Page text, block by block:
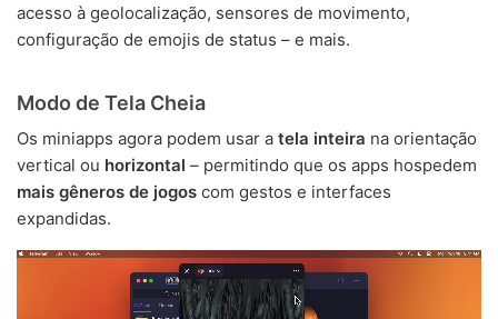
acesso à geolocalização, sensores de movimento,
configuração de emojis de status – e mais.
Modo de Tela Cheia
Os miniapps agora podem usar a tela inteira na orientação
vertical ou horizontal – permitindo que os apps hospedem
mais gêneros de jogos com gestos e interfaces
expandidas.